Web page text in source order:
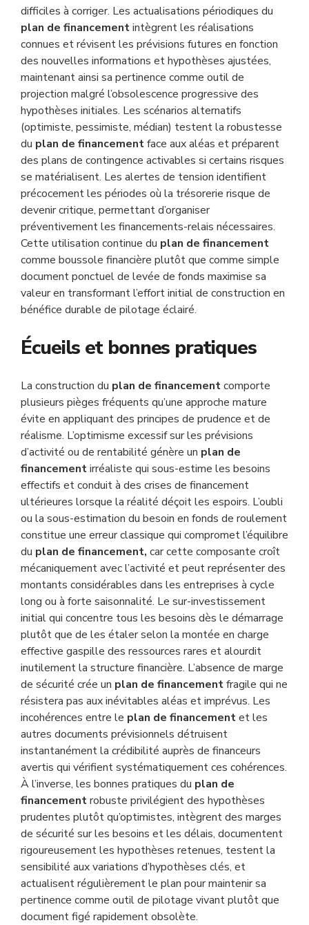
difficiles à corriger. Les actualisations périodiques du
plan de financementintègrent les réalisations
connues et révisent les prévisions futures en fonction
des nouvelles informations et hypothèses ajustées,
maintenant ainsi sa pertinence comme outil de
projection malgré l’obsolescence progressive des
hypothèses initiales. Les scénarios alternatifs
(optimiste, pessimiste, médian) testent la robustesse
du plan de financementface aux aléas et préparent
des plans de contingence activables si certains risques
se matérialisent. Les alertes de tension identifient
précocement les périodes où la trésorerie risque de
devenir critique, permettant d’organiser
préventivement les financements-relais nécessaires.
Cette utilisation continue du plan de financement
comme boussole financière plutôt que comme simple
document ponctuel de levée de fonds maximise sa
valeur en transformant l’effort initial de construction en
bénéfice durable de pilotage éclairé.
Écueils et bonnes pratiques
La construction du plan de financementcomporte
plusieurs pièges fréquents qu’une approche mature
évite en appliquant des principes de prudence et de
réalisme. L’optimisme excessif sur les prévisions
d’activité ou de rentabilité génère un plan de
financementirréaliste qui sous-estime les besoins
effectifs et conduit à des crises de financement
ultérieures lorsque la réalité déçoit les espoirs. L’oubli
ou la sous-estimation du besoin en fonds de roulement
constitue une erreur classique qui compromet l’équilibre
du plan de financement, car cette composante croît
mécaniquement avec l’activité et peut représenter des
montants considérables dans les entreprises à cycle
long ou à forte saisonnalité. Le sur-investissement
initial qui concentre tous les besoins dès le démarrage
plutôt que de les étaler selon la montée en charge
effective gaspille des ressources rares et alourdit
inutilement la structure financière. L’absence de marge
de sécurité crée un plan de financementfragile qui ne
résistera pas aux inévitables aléas et imprévus. Les
incohérences entre le plan de financementet les
autres documents prévisionnels détruisent
instantanément la crédibilité auprès de financeurs
avertis qui vérifient systématiquement ces cohérences.
À l’inverse, les bonnes pratiques du plan de
financementrobuste privilégient des hypothèses
prudentes plutôt qu’optimistes, intègrent des marges
de sécurité sur les besoins et les délais, documentent
rigoureusement les hypothèses retenues, testent la
sensibilité aux variations d’hypothèses clés, et
actualisent régulièrement le plan pour maintenir sa
pertinence comme outil de pilotage vivant plutôt que
document figé rapidement obsolète.